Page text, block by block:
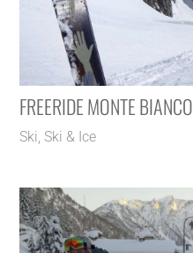
FREERIDE MONTE BIANCO
Ski,Ski & Ice